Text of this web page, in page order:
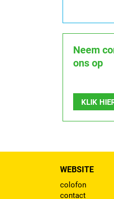
Neem
ons op
KLIK
WEBSITE
colofon
contact